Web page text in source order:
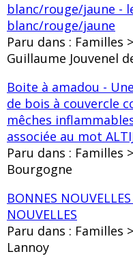
blanc/rouge/jaune -
blanc/rouge/jaune
Paru dans : Familles
Guillaume Jouvenel
Boite à amadou -
de bois à couvercle
mêches
associée au mot
Paru dans : Familles
Bourgogne
BONNES
NOUVELLES
Paru dans : Familles
Lannoy